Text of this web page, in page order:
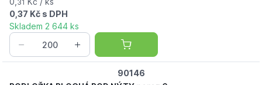
31
0,37 Kč s DPH
Skladem 2 644 ks
90146